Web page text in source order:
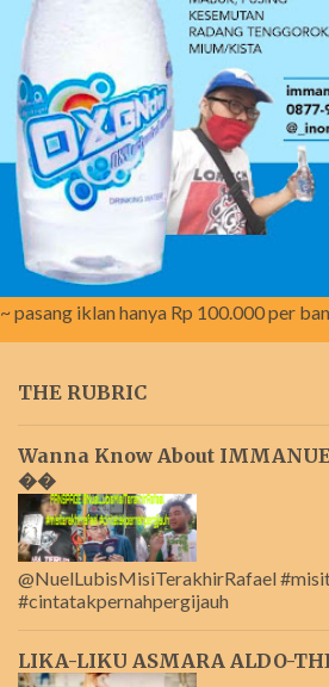
~ pasang iklan hanya Rp 100.000 per
THE RUBRIC
Wanna Know About
��
@NuelLubisMisiTerakhirRafael
#cintatakpernahpergijauh
LIKA-LIKU ASMARA ALDO-